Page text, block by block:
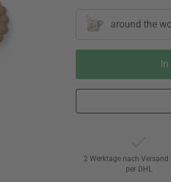
around the
In
2 Werktage nach Versand
per DHL